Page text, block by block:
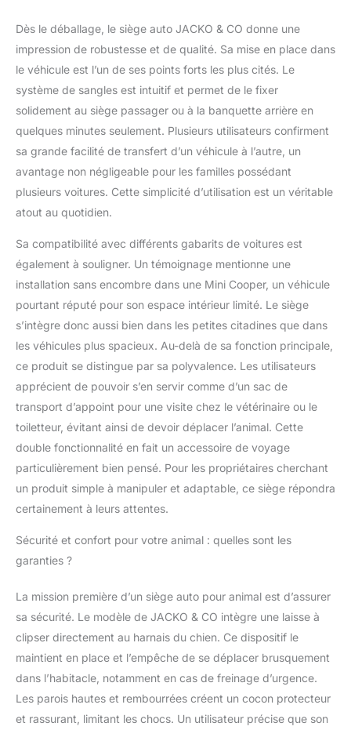
chien offre un confort
supérieur par rapport
aux sièges baquets
rigides traditionnels
Design plus long –
**Taille M pour une
utilisation sur le siège
arrière uniquement **
chiens, chats, chiots,
chatons et animaux
supérieure : tissu
Oxford résistant à
en machine (lavage à la
main fortement
recommandé pour les
machines à laver à
haut. Séchage à basse
température ou
séchage à l'air libre
Compatibilité avec les
véhicules : design de
voitures/VUS/camions.
Taille M recommandée
pour le siège arrière
Caractéristiques de
sécuriser le siège auto
au véhicule + 2
boucles pour passer la
ceinture de sécurité
pour plus de sécurité
(actuellement
disponible uniquement
pour la taille XL) +
laisse intégrée avec clip
Dès le déballage, le siège auto JACKO & CO donne une
impression de robustesse et de qualité. Sa mise en place dans
le véhicule est l’un de ses points forts les plus cités. Le
système de sangles est intuitif et permet de le fixer
solidement au siège passager ou à la banquette arrière en
quelques minutes seulement. Plusieurs utilisateurs confirment
sa grande facilité de transfert d’un véhicule à l’autre, un
avantage non négligeable pour les familles possédant
plusieurs voitures. Cette simplicité d’utilisation est un véritable
atout au quotidien.
Sa compatibilité avec différents gabarits de voitures est
également à souligner. Un témoignage mentionne une
installation sans encombre dans une Mini Cooper, un véhicule
pourtant réputé pour son espace intérieur limité. Le siège
s’intègre donc aussi bien dans les petites citadines que dans
les véhicules plus spacieux. Au-delà de sa fonction principale,
ce produit se distingue par sa polyvalence. Les utilisateurs
apprécient de pouvoir s’en servir comme d’un sac de
transport d’appoint pour une visite chez le vétérinaire ou le
toiletteur, évitant ainsi de devoir déplacer l’animal. Cette
double fonctionnalité en fait un accessoire de voyage
particulièrement bien pensé. Pour les propriétaires cherchant
un produit simple à manipuler et adaptable, ce siège répondra
certainement à leurs attentes.
Sécurité et confort pour votre animal : quelles sont les
garanties ?
La mission première d’un siège auto pour animal est d’assurer
sa sécurité. Le modèle de JACKO & CO intègre une laisse à
clipser directement au harnais du chien. Ce dispositif le
maintient en place et l’empêche de se déplacer brusquement
dans l’habitacle, notamment en cas de freinage d’urgence.
Les parois hautes et rembourrées créent un cocon protecteur
et rassurant, limitant les chocs. Un utilisateur précise que son